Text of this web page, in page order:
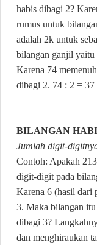
habis dibagi 2?
rumus untuk
adalah 2k untuk
bilangan ganjil yaitu
Karena 74
dibagi 2. 74 : 2 = 37
BILANGAN
Jumlah digit-
Contoh: Apakah
digit-digit pada
Karena 6 (hasil dari
3. Maka bilangan
dibagi 3?
dan menghiraukan